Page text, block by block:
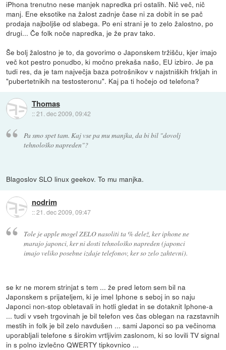
iPhona trenutno nese manjek napredka pri ostalih. Nič več, nič
manj. Ene eksotike na žalost zadnje čase ni za dobit in se pač
prodaja najboljše od slabega. Po eni strani je to zelo žalostno, po
drugi... Če folk noče napredka, je že prav tako.
Še bolj žalostno je to, da govorimo o Japonskem tržišču, kjer imajo
več kot pestro ponudbo, ki močno prekaša našo, EU izbiro. Je pa
tudi res, da je tam največja baza potrošnikov v najstniških frkljah in
"pubertetnikih na testosteronu". Kaj pa ti hočejo od telefona?
Thomas
::21. dec 2009, 09:42
Pa smo spet tam. Kaj vse pa mu manjka, da bi bil "dovolj
tehnološko napreden"?
Blagoslov SLO linux geekov. To mu manjka.
nodrim
::21. dec 2009, 09:47
Tole je apple mogel ZELO nasoliti ta % delež, ker iphone ne
marajo japonci, ker ni dosti tehnološko napreden (japonci
imajo veliko posebne izdaje telefonov, ker so zelo zahtevni).
se kr ne morem strinjat s tem ... že pred letom sem bil na
Japonskem s prijateljem, ki je imel Iphone s seboj in so naju
Japonci non-stop obletavali in hotli gledat in se dotaknit Iphone-a
... tudi v vseh trgovinah je bil telefon ves čas oblegan na razstavnih
mestih in folk je bil zelo navdušen ... sami Japonci so pa večinoma
uporabljali telefone s širokim vrtljivim zaslonom, ki so lovili TV signal
in s polno izvlečno QWERTY tipkovnico ...